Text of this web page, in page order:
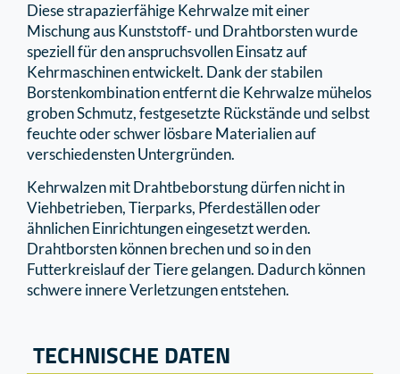
Diese strapazierfähige Kehrwalze mit einer
Mischung aus Kunststoﬀ- und Drahtborsten wurde
speziell für den anspruchsvollen Einsatz auf
Kehrmaschinen entwickelt. Dank der stabilen
Borstenkombination entfernt die Kehrwalze mühelos
groben Schmutz, festgesetzte Rückstände und selbst
feuchte oder schwer lösbare Materialien auf
verschiedensten Untergründen.
Kehrwalzen mit Drahtbeborstung dürfen nicht in
Viehbetrieben, Tierparks, Pferdeställen oder
ähnlichen Einrichtungen eingesetzt werden.
Drahtborsten können brechen und so in den
Futterkreislauf der Tiere gelangen. Dadurch können
schwere innere Verletzungen entstehen.
TECHNISCHE DATEN